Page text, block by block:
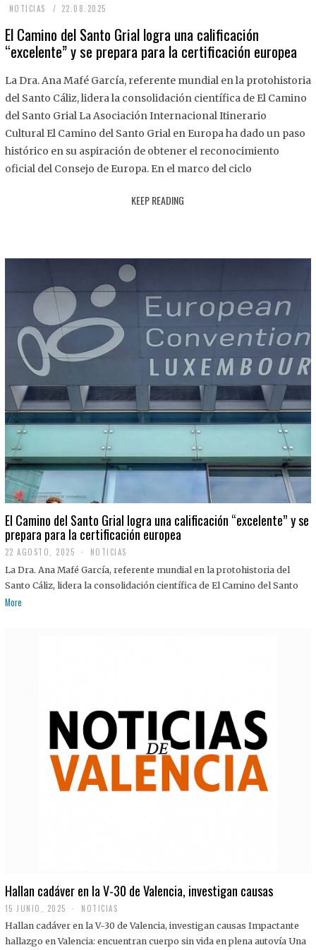
NOTICIAS 22.08.2025
.
8
2
2
El Camino del Santo Grial logra una calificación
“excelente” y se prepara para la certificación europea
La Dra. Ana Mafé García, referente mundial en la protohistoria
del Santo Cáliz, lidera la consolidación científica de El Camino
del Santo Grial La Asociación Internacional Itinerario
Cultural El Camino del Santo Grial en Europa ha dado un paso
histórico en su aspiración de obtener el reconocimiento
oficial del Consejo de Europa. En el marco del ciclo
KEEP READING
El Camino del Santo Grial logra una calificación “excelente” y se
prepara para la certificación europea
22 AGOSTO, 2025
2
A
G
NOTICIAS
La Dra. Ana Mafé García, referente mundial en la protohistoria del
Santo Cáliz, lidera la consolidación científica de El Camino del Santo
More
Hallan cadáver en la V-30 de Valencia, investigan causas
15 JUNIO, 2025 NOTICIAS
Hallan cadáver en la V-30 de Valencia, investigan causas Impactante
hallazgo en Valencia: encuentran cuerpo sin vida en plena autovía Una